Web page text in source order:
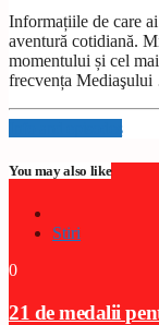
Informațiile de care
aventură cotidiană.
momentului și cel
frecvența
Info and episodes
You may also like
Stiri
0
21 de medalii